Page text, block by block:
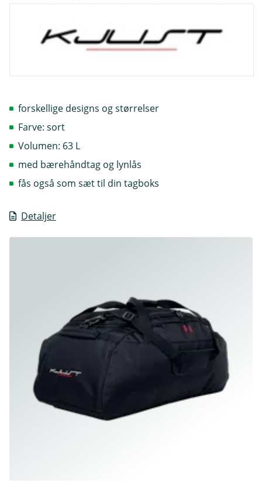
Detaljer
forskellige designs og størrelser
Farve: sort
Volumen: 63 L
med bærehåndtag og lynlås
fås også som sæt til din tagboks